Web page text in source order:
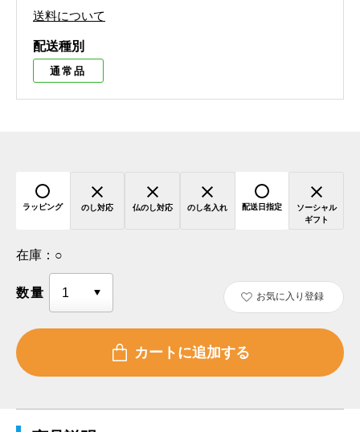
送料について
配送種別
通常品
ラッピング のし対応 仏のし対応 のし名入れ 配送日指定
ソーシャル
ギフト
在庫： ○
数量 お気に入り登録